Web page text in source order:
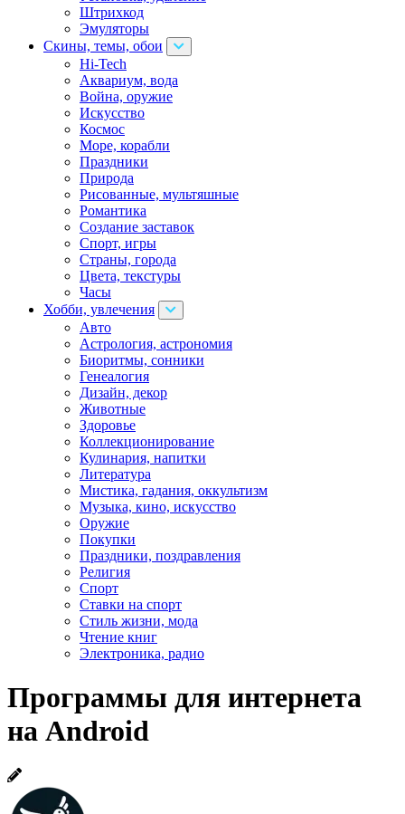
Штрихкод
Эмуляторы
Скины, темы, обои
Hi-Tech
Аквариум, вода
Война, оружие
Искусство
Космос
Море, корабли
Праздники
Природа
Рисованные, мультяшные
Романтика
Создание заставок
Спорт, игры
Страны, города
Цвета, текстуры
Часы
Хобби, увлечения
Авто
Астрология, астрономия
Биоритмы, сонники
Генеалогия
Дизайн, декор
Животные
Здоровье
Коллекционирование
Кулинария, напитки
Литература
Мистика, гадания, оккультизм
Музыка, кино, искусство
Оружие
Покупки
Праздники, поздравления
Религия
Спорт
Ставки на спорт
Стиль жизни, мода
Чтение книг
Электроника, радио
Программы для интернета
на Android